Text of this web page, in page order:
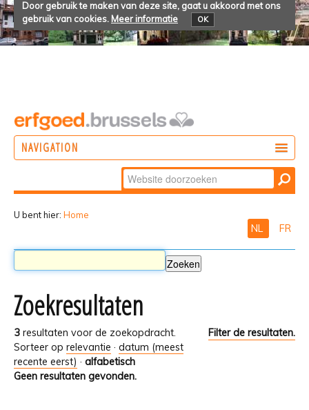
Door gebruik te maken van deze site, gaat u akkoord met ons
gebruik van cookies. Meer informatie OK
NAVIGATION
Zoek
Geavanceerd
U bent hier: Home
NL FR
Zoekresultaten
3 resultaten voor de zoekopdracht.
Filter de resultaten.
Sorteer op relevantie · datum (meest
recente eerst) · alfabetisch
Geen resultaten gevonden.